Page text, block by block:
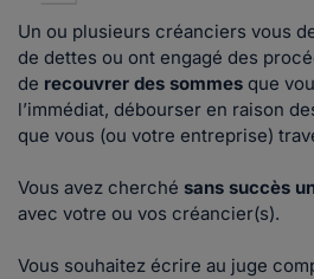
Un ou plusieurs créanciers vous
de dettes ou ont engagé des
de recouvrer des sommes que
l’immédiat, débourser en raison
que vous (ou votre entreprise)
Vous avez cherché sans succès
avec votre ou vos créancier(s).
Vous souhaitez écrire au juge